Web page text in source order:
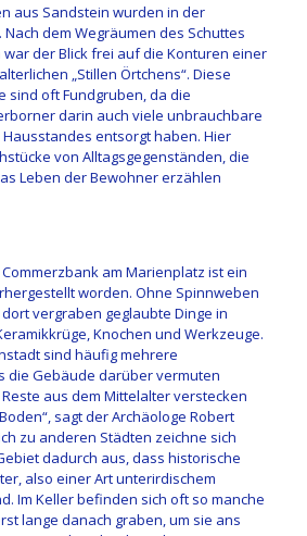
aus Sandstein wurden in der
dem Wegräumen des Schuttes
der Blick frei auf die Konturen einer
„Stillen Örtchens“. Diese
sind oft Fundgruben, da die
darin auch viele unbrauchbare
entsorgt haben. Hier
von Alltagsgegenständen, die
Leben der Bewohner erzählen
am Marienplatz ist ein
worden. Ohne Spinnweben
vergraben geglaubte Dinge in
Knochen und Werkzeuge.
sind häufig mehrere
die Gebäude darüber vermuten
aus dem Mittelalter verstecken
sagt der Archäologe Robert
zu anderen Städten zeichne sich
dadurch aus, dass historische
also einer Art unterirdischem
Im Keller befinden sich oft so manche
lange danach graben, um sie ans